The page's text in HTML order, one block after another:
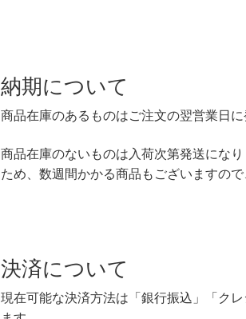
納期について
商品在庫のあるものはご注文の翌営業日に
商品在庫のないものは入荷次第発送にな
ため、数週間かかる商品もございますので
決済について
現在可能な決済方法は「銀行振込」「ク